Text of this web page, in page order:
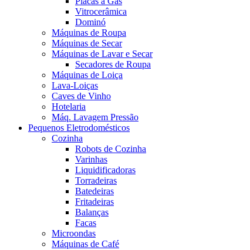
Vitrocerâmica
Dominó
Máquinas de Roupa
Máquinas de Secar
Máquinas de Lavar e Secar
Secadores de Roupa
Máquinas de Loiça
Lava-Loiças
Caves de Vinho
Hotelaria
Máq. Lavagem Pressão
Pequenos Eletrodomésticos
Cozinha
Robots de Cozinha
Varinhas
Liquidificadoras
Torradeiras
Batedeiras
Fritadeiras
Balanças
Facas
Microondas
Máquinas de Café